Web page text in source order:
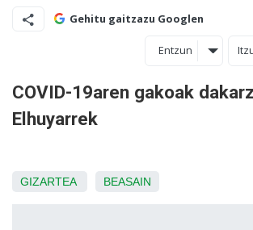
Gehitu gaitzazu Googlen
Entzun
COVID-19aren gakoak
Elhuyarrek
GIZARTEA BEASAIN